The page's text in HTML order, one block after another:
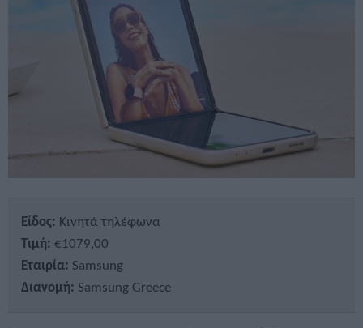
Είδος: Κινητά τηλέφωνα
Τιμή: €1079,00
Εταιρία: Samsung
Διανομή: Samsung Greece